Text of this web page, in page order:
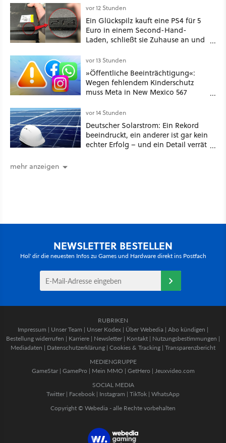
vor 12 Stunden
Ein Glückspilz kauft eine PS4 für 5
Euro in einem Second-Hand-
Laden, schließt sie Zuhause an und
funktionierende PlayStation [Best of
GameStar]
vor 13 Stunden
»Öffentliche Beeinträchtigung«:
Wegen fehlendem Kinderschutz
muss Meta in New Mexico 567
vor 14 Stunden
Deutscher Solarstrom: Ein Rekord
beeindruckt, ein anderer ist gar kein
echter Erfolg – und ein Detail verrät
mehr anzeigen
NEWSLETTER BESTELLEN
Hol' dir die neuesten Infos zu Games und Hardware direkt ins Postfach
RUBRIKEN
Impressum | Unser Team | Unser Kodex | Über Webedia | Abo kündigen |
Bestellung widerrufen | Karriere | Newsletter | Kontakt | Nutzungsbestimmungen |
Mediadaten | Datenschutzerklärung | Cookies & Tracking | Transparenzbericht
MEDIENGRUPPE
GameStar| GamePro | Mein MMO | GetHero | Jeuxvideo.com
SOCIAL MEDIA
Twitter | Facebook | Instagram | TikTok | WhatsApp
Copyright © Webedia - alle Rechte vorbehalten